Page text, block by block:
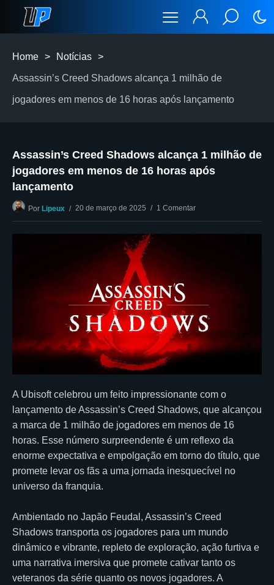
Home > Notícias >
Assassin’s Creed Shadows alcança 1 milhão de
jogadores em menos de 16 horas após lançamento
Assassin’s Creed Shadows alcança 1 milhão de
jogadores em menos de 16 horas após
lançamento
Por Lipeux 20 de março de 2025 1 Comentar
A Ubisoft celebrou um feito impressionante com o
lançamento de Assassin’s Creed Shadows, que alcançou
a marca de 1 milhão de jogadores em menos de 16
horas. Esse número surpreendente é um reflexo da
enorme expectativa e empolgação em torno do título, que
promete levar os fãs a uma jornada inesquecível no
universo da franquia.
Ambientado no Japão Feudal, Assassin’s Creed
Shadows transporta os jogadores para um mundo
dinâmico e vibrante, repleto de exploração, ação furtiva e
uma narrativa imersiva que promete cativar tanto os
veteranos da série quanto os novos jogadores. A